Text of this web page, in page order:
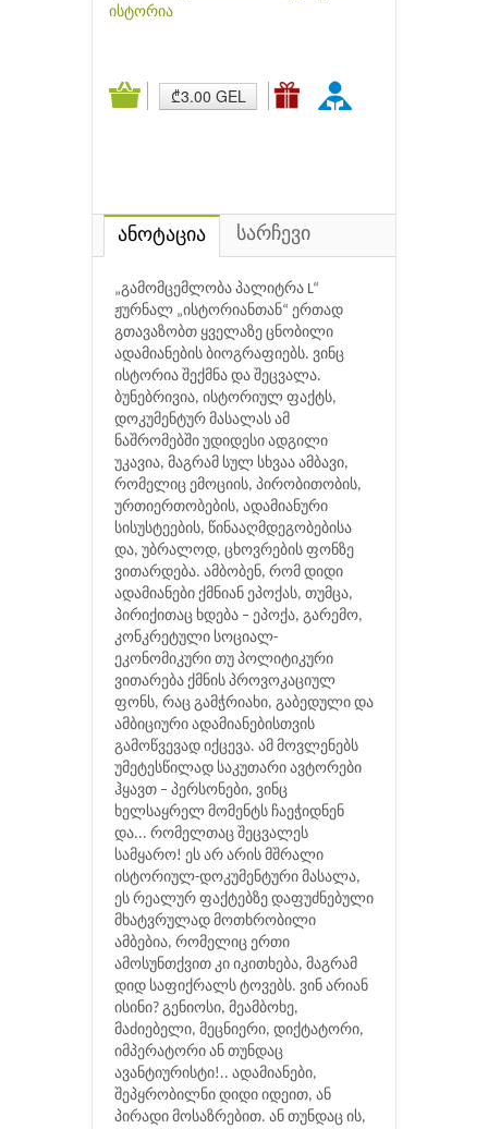
ისტორია
₾3.00 GEL
ანოტაცია სარჩევი
„გამომცემლობა პალიტრა L“
ჟურნალ „ისტორიანთან“ ერთად
გთავაზობთ ყველაზე ცნობილი
ადამიანების ბიოგრაფიებს. ვინც
ისტორია შექმნა და შეცვალა.
ბუნებრივია, ისტორიულ ფაქტს,
დოკუმენტურ მასალას ამ
ნაშრომებში უდიდესი ადგილი
უკავია, მაგრამ სულ სხვაა ამბავი,
რომელიც ემოციის, პირობითობის,
ურთიერთობების, ადამიანური
სისუსტეების, წინააღმდეგობებისა
და, უბრალოდ, ცხოვრების ფონზე
ვითარდება. ამბობენ, რომ დიდი
ადამიანები ქმნიან ეპოქას, თუმცა,
პირიქითაც ხდება – ეპოქა, გარემო,
კონკრეტული სოციალ-
ეკონომიკური თუ პოლიტიკური
ვითარება ქმნის პროვოკაციულ
ფონს, რაც გამჭრიახი, გაბედული და
ამბიციური ადამიანებისთვის
გამოწვევად იქცევა. ამ მოვლენებს
უმეტესწილად საკუთარი ავტორები
ჰყავთ – პერსონები, ვინც
ხელსაყრელ მომენტს ჩაეჭიდნენ
და... რომელთაც შეცვალეს
სამყარო! ეს არ არის მშრალი
ისტორიულ-დოკუმენტური მასალა,
ეს რეალურ ფაქტებზე დაფუძნებული
მხატვრულად მოთხრობილი
ამბებია, რომელიც ერთი
ამოსუნთქვით კი იკითხება, მაგრამ
დიდ საფიქრალს ტოვებს. ვინ არიან
ისინი? გენიოსი, მეამბოხე,
მაძიებელი, მეცნიერი, დიქტატორი,
იმპერატორი ან თუნდაც
ავანტიურისტი!.. ადამიანები,
შეპყრობილნი დიდი იდეით, ან
პირადი მოსაზრებით. ან თუნდაც ის,